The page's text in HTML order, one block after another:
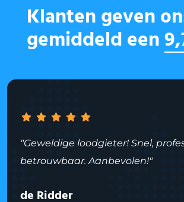
Klanten geven
gemiddeld een
"Geweldige loodgieter! Snel,
betrouwbaar. Aanbevolen!"
de Ridder